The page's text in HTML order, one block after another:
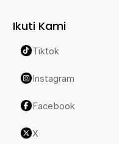
Ikuti Kami
Tiktok
Instagram
Facebook
X